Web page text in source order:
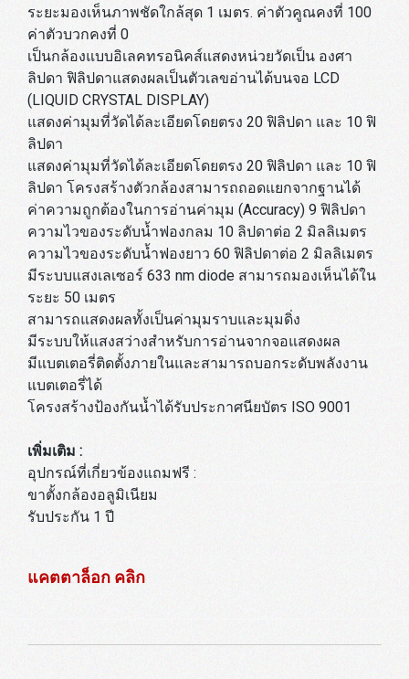
ระยะมองเห็นภาพชัดใกล้สุด 1 เมตร. ค่าตัวคูณคงที่ 100
ค่าตัวบวกคงที่ 0
เป็นกล้องแบบอิเลคทรอนิคส์แสดงหน่วยวัดเป็น องศา
ลิปดา ฟิลิปดาแสดงผลเป็นตัวเลขอ่านได้บนจอ LCD
(LIQUID CRYSTAL DISPLAY)
แสดงค่ามุมที่วัดได้ละเอียดโดยตรง 20 ฟิลิปดา และ 10 ฟิ
ลิปดา
แสดงค่ามุมที่วัดได้ละเอียดโดยตรง 20 ฟิลิปดา และ 10 ฟิ
ลิปดา โครงสร้างตัวกล้องสามารถถอดแยกจากฐานได้
ค่าความถูกต้องในการอ่านค่ามุม (Accuracy) 9 ฟิลิปดา
ความไวของระดับน้ำฟองกลม 10 ลิปดาต่อ 2 มิลลิเมตร
ความไวของระดับน้ำฟองยาว 60 ฟิลิปดาต่อ 2 มิลลิเมตร
มีระบบแสงเลเซอร์ 633 nm diode สามารถมองเห็นได้ใน
ระยะ 50 เมตร
สามารถแสดงผลทั้งเป็นค่ามุมราบและมุมดิ่ง
มีระบบให้แสงสว่างสำหรับการอ่านจากจอแสดงผล
มีแบตเตอรี่ติดตั้งภายในและสามารถบอกระดับพลังงาน
แบตเตอรี่ได้
โครงสร้างป้องกันน้ำได้รับประกาศนียบัตร ISO 9001
เพิ่มเติม :
อุปกรณ์ที่เกี่ยวข้องแถมฟรี :
ขาตั้งกล้องอลูมิเนียม
รับประกัน 1 ปี
แคตตาล็อก คลิก